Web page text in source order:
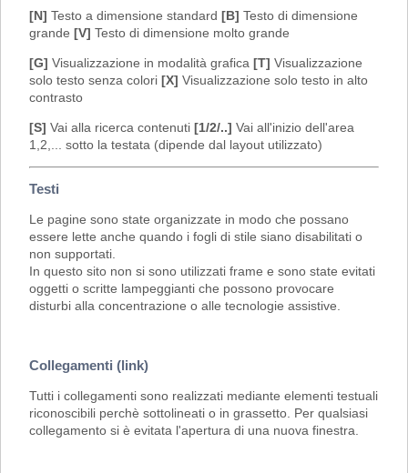
[N] Testo a dimensione standard [B] Testo di dimensione
grande [V] Testo di dimensione molto grande
[G] Visualizzazione in modalità grafica [T] Visualizzazione
solo testo senza colori [X] Visualizzazione solo testo in alto
contrasto
[S] Vai alla ricerca contenuti [1/2/..] Vai all'inizio dell'area
1,2,... sotto la testata (dipende dal layout utilizzato)
Testi
Le pagine sono state organizzate in modo che possano
essere lette anche quando i fogli di stile siano disabilitati o
non supportati.
In questo sito non si sono utilizzati frame e sono state evitati
oggetti o scritte lampeggianti che possono provocare
disturbi alla concentrazione o alle tecnologie assistive.
Collegamenti (link)
Tutti i collegamenti sono realizzati mediante elementi testuali
riconoscibili perchè sottolineati o in grassetto. Per qualsiasi
collegamento si è evitata l'apertura di una nuova finestra.